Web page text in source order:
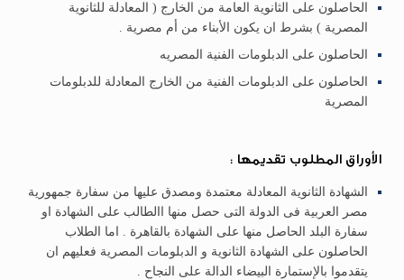
الحاصلون على الثانوية العامة من الخارج ( المعادلة للثانوية
المصرية ) بشرط ان يكون الأبناء من أم مصرية .
الحاصلون على الدبلومات الفنية المصريه
الحاصلون على الدبلومات الفنية من الخارج المعادلة للدبلومات
المصرية
الأوراق المطلوب تقديمها :
الشهادة الثانوية المعادلة معتمدة ومصدق عليها من سفارة جمهورية
مصر العربية فى الدولة التى حصل منها االطالب على الشهادة او
سفارة البلد الحاصل منها على الشهادة بالقاهرة . اما الطلاب
الحاصلون على الشهادة الثانوية و الدبلومات المصرية فعليهم ان
يتقدموا بالإستمارة البيضاء الدالة على النجاح .